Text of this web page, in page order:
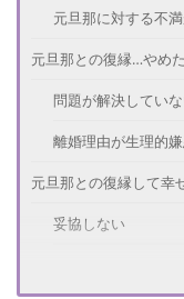
元旦那に対する不
元旦那との復縁…やめ
問題が解決してい
離婚理由が生理的
元旦那との復縁して幸
妥協しない